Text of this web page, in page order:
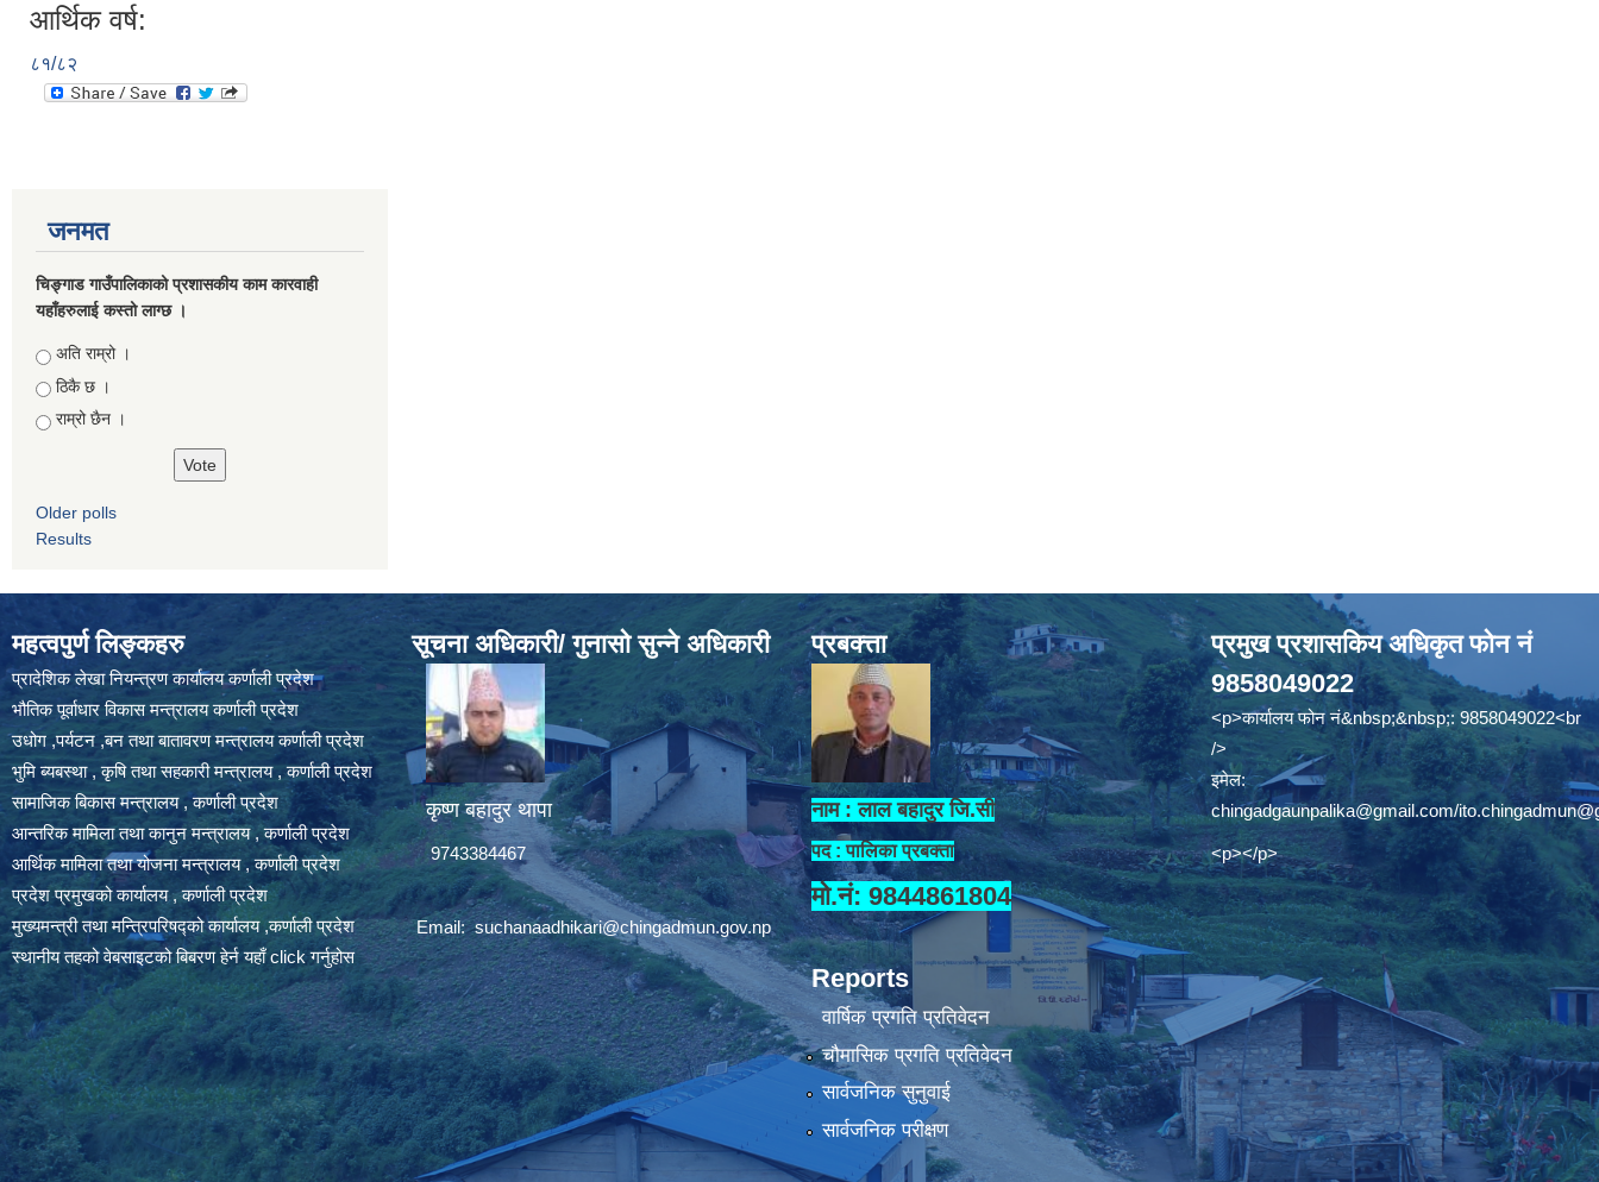
आर्थिक वर्ष:
८१/८२
जनमत
चिङ्गाड गाउँपालिकाको प्रशासकीय काम कारवाही
यहाँहरुलाई कस्तो लाग्छ ।
Choices
अति राम्रो ।
ठिकै छ ।
राम्रो छैन ।
Older polls
Results
महत्वपुर्ण लिङ्कहरु
प्रादेशिक लेखा नियन्त्रण कार्यालय कर्णाली प्रदेश
भौतिक पूर्वाधार विकास मन्त्रालय कर्णाली प्रदेश
उधोग ,पर्यटन ,बन तथा बातावरण मन्त्रालय कर्णाली प्रदेश
भुमि ब्यबस्था , कृषि तथा सहकारी मन्त्रालय , कर्णाली प्रदेश
सामाजिक बिकास मन्त्रालय , कर्णाली प्रदेश
आन्तरिक मामिला तथा कानुन मन्त्रालय , कर्णाली प्रदेश
आर्थिक मामिला तथा योजना मन्त्रालय , कर्णाली प्रदेश
प्रदेश प्रमुखको कार्यालय , कर्णाली प्रदेश
मुख्यमन्त्री तथा मन्त्रिपरिषद्को कार्यालय ,कर्णाली प्रदेश
स्थानीय तहको वेबसाइटको बिबरण हेर्न यहाँ click गर्नुहोस
सूचना अधिकारी/ गुनासो सुन्ने अधिकारी
कृष्ण बहादुर थापा
9743384467
Email:suchanaadhikari@chingadmun.gov.np
प्रबक्त्ता
नाम : लाल बहादुर जि.सी
पद : पालिका प्रबक्ता
मो.नं: 9844861804
Reports
वार्षिक प्रगति प्रतिवेदन
चौमासिक प्रगति प्रतिवेदन
सार्वजनिक सुनुवाई
सार्वजनिक परीक्षण
प्रमुख प्रशासकिय अधिकृत फोन नं
9858049022
<p>कार्यालय फोन नं&nbsp;&nbsp;: 9858049022<br
/>
इमेल:
chingadgaunpalika@gmail.com/
<p></p>